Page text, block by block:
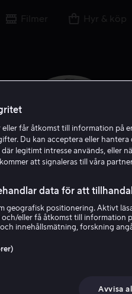
Filmer Hyr & köp
Nick
får åtkomst till information på
Du kan acceptera eller hantera
legitimt intresse används, eller
att signaleras till våra
data för att
geografisk positionering. Aktivt
eller få åtkomst till information
innehållsmätning, forskning
Avvisa